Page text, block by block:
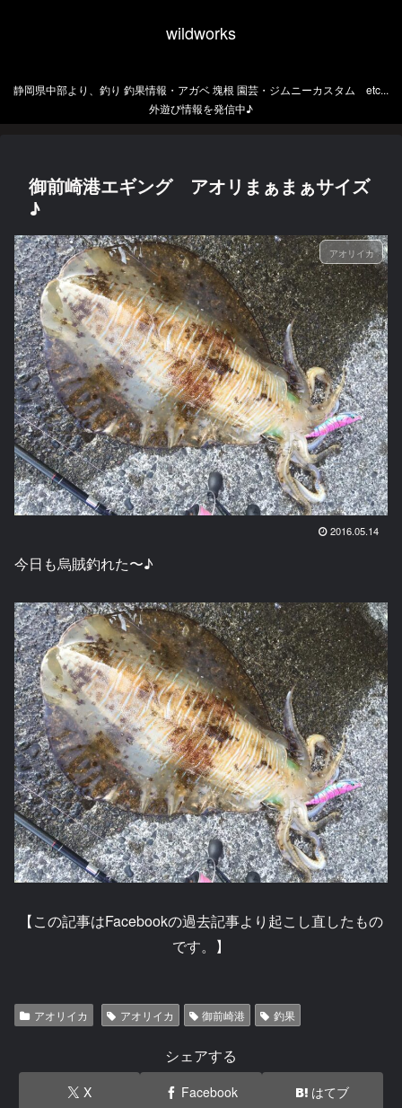
wildworks
静岡県中部より、釣り 釣果情報・アガベ 塊根 園芸・ジムニーカスタム etc...
外遊び情報を発信中♪
御前崎港エギング アオリまぁまぁサイズ
♪
アオリイカ
2016.05.14
今日も烏賊釣れた〜♪
【この記事はFacebookの過去記事より起こし直したもの
です。】
アオリイカ アオリイカ 御前崎港 釣果
シェアする
X Facebook はてブ